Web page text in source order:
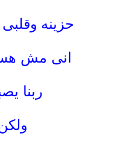
حزينه
انى مش
ربنا